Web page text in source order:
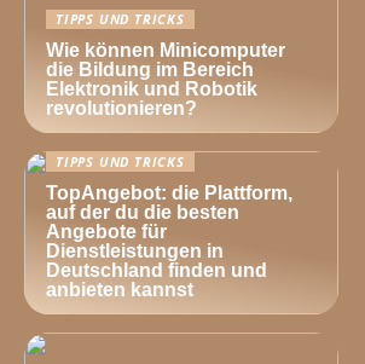
TIPPS UND TRICKS
Wie können Minicomputer
die Bildung im Bereich
Elektronik und Robotik
revolutionieren?
TIPPS UND TRICKS
TopAngebot: die Plattform,
auf der du die besten
Angebote für
Dienstleistungen in
Deutschland finden und
anbieten kannst